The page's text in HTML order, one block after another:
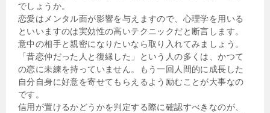
でしょうか。
恋愛はメンタル面が影響を与えますので、心理学を用いる
といいますのは実効性の高いテクニックだと断言します。
意中の相手と親密になりたいなら取り入れてみましょう。
「昔恋仲だった人と復縁した」という人の多くは、かつて
の恋に未練を持っていません。もう一回人間的に成長した
自分自身に好意を寄せてもらえるよう励むことが大事なの
です。
信用が置けるかどうかを判定する際に確認すべきなのが、